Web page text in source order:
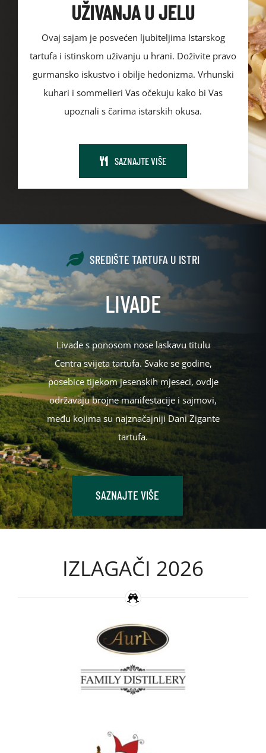
UŽIVANJA U JELU
Ovaj sajam je posvećen ljubiteljima Istarskog
tartufa i istinskom uživanju u hrani. Doživite pravo
gurmansko iskustvo i obilje hedonizma. Vrhunski
kuhari i sommelieri Vas očekuju kako bi Vas
upoznali s čarima istarskih okusa.
SAZNAJTE VIŠE
SREDIŠTE TARTUFA U ISTRI
LIVADE
Livade s ponosom nose laskavu titulu
Centra svijeta tartufa. Svake se godine,
posebice tijekom jesenskih mjeseci, ovdje
održavaju brojne manifestacije i sajmovi,
među kojima su najznačajniji Dani Zigante
tartufa.
SAZNAJTE VIŠE
IZLAGAČI 2026